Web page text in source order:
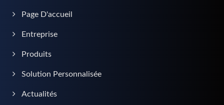
Page D'accueil
Entreprise
Produits
Solution Personnalisée
Actualités